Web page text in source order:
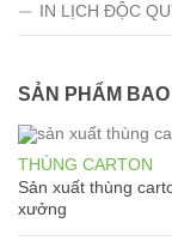
IN LỊCH ĐỘC
SẢN PHẨM BAO
THÙNG CARTON
Sản xuất thùng
xưởng